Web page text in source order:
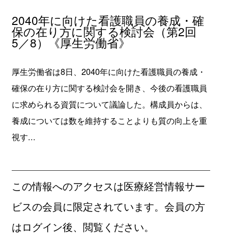
2040年に向けた看護職員の養成・確
保の在り方に関する検討会（第2回
5／8）《厚生労働省》
厚生労働省は8日、2040年に向けた看護職員の養成・
確保の在り方に関する検討会を開き、今後の看護職員
に求められる資質について議論した。構成員からは、
養成については数を維持することよりも質の向上を重
視す...
この情報へのアクセスは医療経営情報サー
ビスの会員に限定されています。会員の方
はログイン後、閲覧ください。